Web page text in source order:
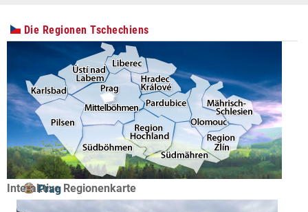
Die Regionen Tschechiens
Interaktive Regionenkarte
Prag